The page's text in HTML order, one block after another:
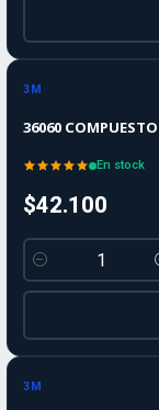
3M
36060
En stock
$42.100
Cantidad
3M